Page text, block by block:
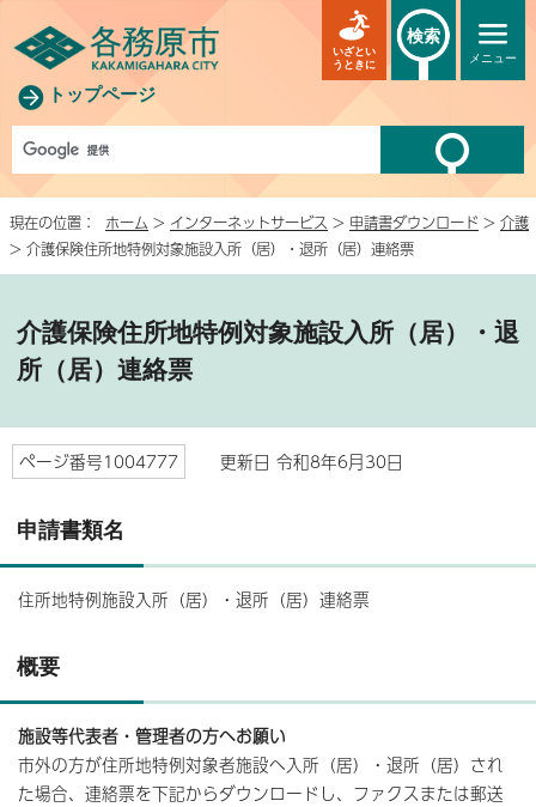
トップページ
メニュー
いざとい
うときに
検索
現在の位置： ホーム > インターネットサービス > 申請書ダウンロード > 介護
> 介護保険住所地特例対象施設入所（居）・退所（居）連絡票
介護保険住所地特例対象施設入所（居）・退
所（居）連絡票
ページ番号1004777 更新日 令和8年6月30日
申請書類名
住所地特例施設入所（居）・退所（居）連絡票
概要
施設等代表者・管理者の方へお願い
市外の方が住所地特例対象者施設へ入所（居）・退所（居）され
た場合、連絡票を下記からダウンロードし、ファクスまたは郵送